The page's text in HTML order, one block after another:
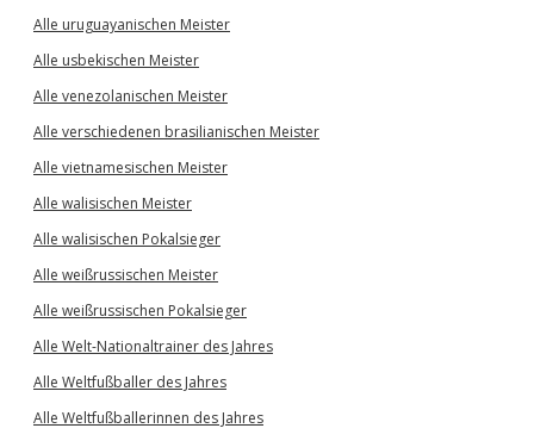
Alle uruguayanischen Meister
Alle usbekischen Meister
Alle venezolanischen Meister
Alle verschiedenen brasilianischen Meister
Alle vietnamesischen Meister
Alle walisischen Meister
Alle walisischen Pokalsieger
Alle weißrussischen Meister
Alle weißrussischen Pokalsieger
Alle Welt-Nationaltrainer des Jahres
Alle Weltfußballer des Jahres
Alle Weltfußballerinnen des Jahres